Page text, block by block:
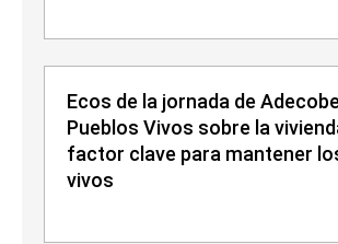
Ecos de la jornada de
Pueblos Vivos sobre la
factor clave para mantener
vivos